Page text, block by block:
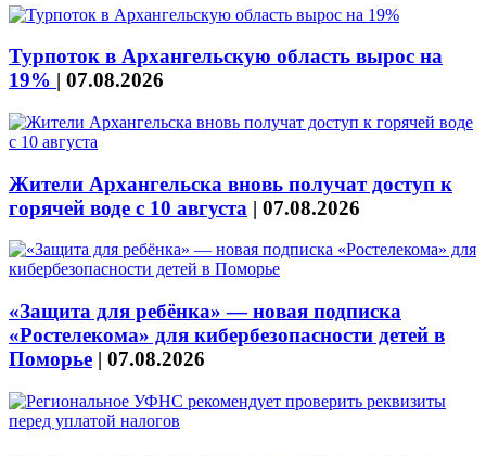
Турпоток в Архангельскую область вырос на
19% | 07.08.2026
Жители Архангельска вновь получат доступ к
горячей воде с 10 августа | 07.08.2026
«Защита для ребёнка» — новая подписка
«Ростелекома» для кибербезопасности детей в
Поморье | 07.08.2026